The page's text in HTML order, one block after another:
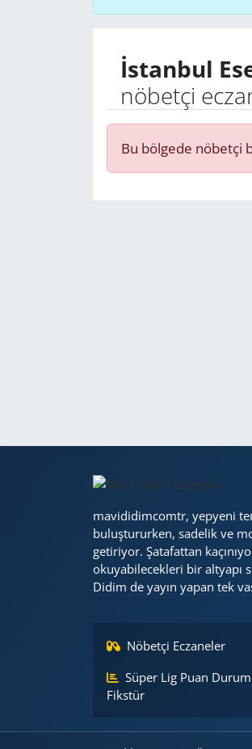
İstanbul
nöbetçi
Bu bölgede nöbetçi
mavididimcomtr, yepyeni
buluştururken, sadelik ve
getiriyor. Şatafattan
okuyabilecekleri bir altyapı
Didim de yayın yapan tek
Nöbetçi Eczaneler
Süper Lig Puan
Fikstür